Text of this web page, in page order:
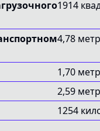
1914
4,78
1,70
2,59
1254